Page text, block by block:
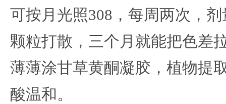
可按月光照308，每周两次，
颗粒打散，三个月就能把色差
薄薄涂甘草黄酮凝胶，植物提
酸温和。